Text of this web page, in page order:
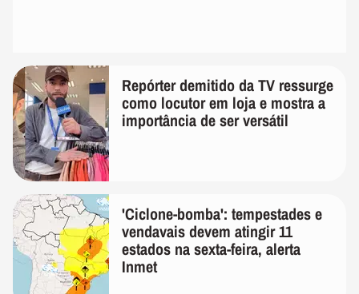
Repórter demitido da TV ressurge
como locutor em loja e mostra a
importância de ser versátil
'Ciclone-bomba': tempestades e
vendavais devem atingir 11
estados na sexta-feira, alerta
Inmet